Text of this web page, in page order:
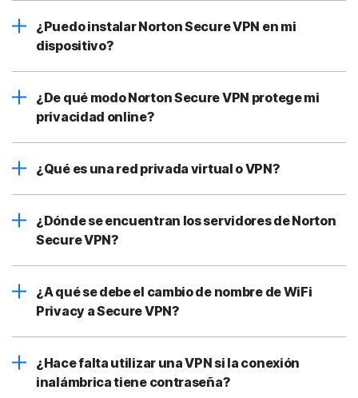
¿Puedo instalar Norton Secure VPN en mi
dispositivo?
¿De qué modo Norton Secure VPN protege mi
privacidad online?
¿Qué es una red privada virtual o VPN?
¿Dónde se encuentran los servidores de Norton
Secure VPN?
¿A qué se debe el cambio de nombre de WiFi
Privacy a Secure VPN?
¿Hace falta utilizar una VPN si la conexión
inalámbrica tiene contraseña?